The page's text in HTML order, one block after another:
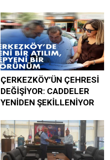
ÇERKEZKÖY’ÜN ÇEHRESİ
DEĞİŞİYOR: CADDELER
YENİDEN ŞEKİLLENİYOR